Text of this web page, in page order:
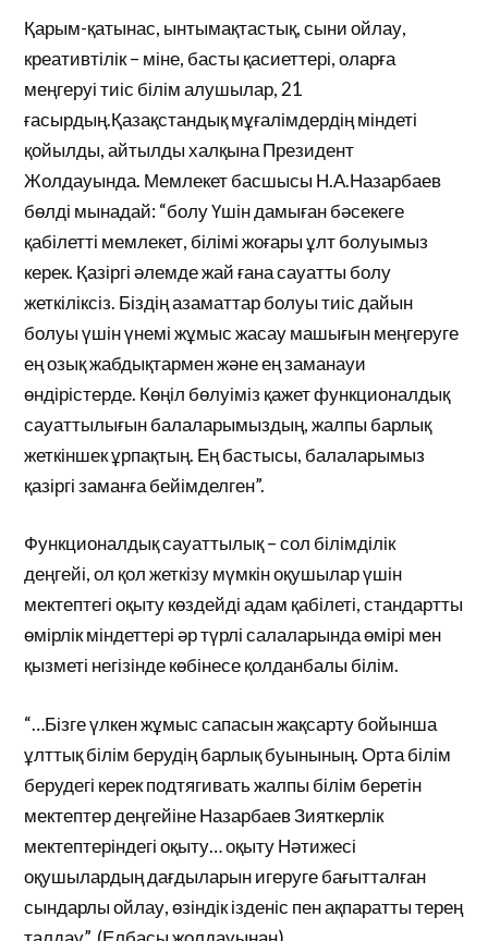
Қарым-қатынас, ынтымақтастық, сыни ойлау,
креативтілік – міне, басты қасиеттері, оларға
меңгеруі тиіс білім алушылар, 21
ғасырдың.Қазақстандық мұғалімдердің міндеті
қойылды, айтылды халқына Президент
Жолдауында. Мемлекет басшысы Н.А.Назарбаев
бөлді мынадай: “болу Үшін дамыған бәсекеге
қабілетті мемлекет, білімі жоғары ұлт болуымыз
керек. Қазіргі әлемде жай ғана сауатты болу
жеткіліксіз. Біздің азаматтар болуы тиіс дайын
болуы үшін үнемі жұмыс жасау машығын меңгеруге
ең озық жабдықтармен және ең заманауи
өндірістерде. Көңіл бөлуіміз қажет функционалдық
сауаттылығын балаларымыздың, жалпы барлық
жеткіншек ұрпақтың. Ең бастысы, балаларымыз
қазіргі заманға бейімделген”.
Функционалдық сауаттылық – сол білімділік
деңгейі, ол қол жеткізу мүмкін оқушылар үшін
мектептегі оқыту көздейді адам қабілеті, стандартты
өмірлік міндеттері әр түрлі салаларында өмірі мен
қызметі негізінде көбінесе қолданбалы білім.
“…Бізге үлкен жұмыс сапасын жақсарту бойынша
ұлттық білім берудің барлық буынының. Орта білім
берудегі керек подтягивать жалпы білім беретін
мектептер деңгейіне Назарбаев Зияткерлік
мектептеріндегі оқыту… оқыту Нәтижесі
оқушылардың дағдыларын игеруге бағытталған
сындарлы ойлау, өзіндік ізденіс пен ақпаратты терең